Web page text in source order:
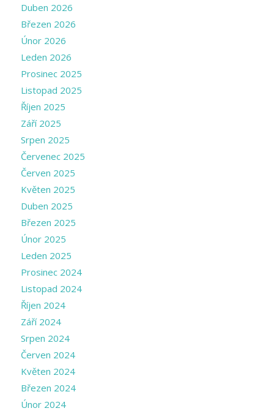
Duben 2026
Březen 2026
Únor 2026
Leden 2026
Prosinec 2025
Listopad 2025
Říjen 2025
Září 2025
Srpen 2025
Červenec 2025
Červen 2025
Květen 2025
Duben 2025
Březen 2025
Únor 2025
Leden 2025
Prosinec 2024
Listopad 2024
Říjen 2024
Září 2024
Srpen 2024
Červen 2024
Květen 2024
Březen 2024
Únor 2024